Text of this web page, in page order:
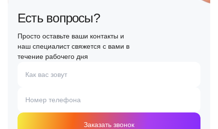
Есть вопросы?
Просто оставьте ваши контакты и
наш специалист свяжется с вами в
течение рабочего дня
Как вас зовут
Номер телефона
Заказать звонок